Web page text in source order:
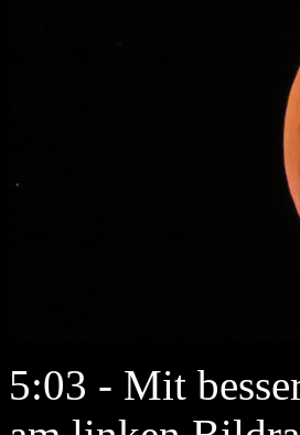
5:03 - Mit